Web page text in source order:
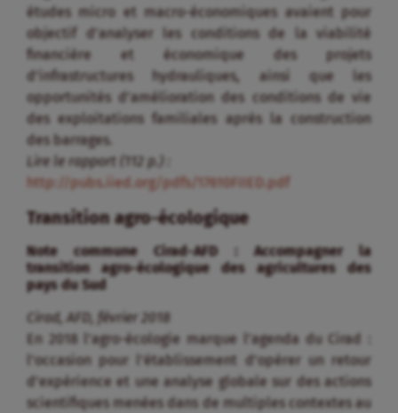
études micro et macro-économiques avaient pour
objectif d’analyser les conditions de la viabilité
financière et économique des projets
d’infrastructures hydrauliques, ainsi que les
opportunités d’amélioration des conditions de vie
des exploitations familiales après la construction
des barrages.
Lire le rapport (112 p.) :
http://pubs.iied.org/pdfs/17610FIIED.pdf
Transition agro-écologique
Note commune Cirad-AFD : Accompagner la
transition agro-écologique des agricultures des
pays du Sud
Cirad, AFD, février 2018
En 2018 l’agro-écologie marque l’agenda du Cirad :
l’occasion pour l’établissement d’opérer un retour
d’expérience et une analyse globale sur des actions
scientifiques menées dans de multiples contextes au